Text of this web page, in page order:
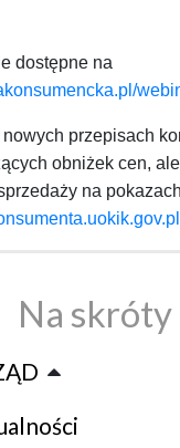
dostępne na
przepisach
obniżek cen,
na
Na skróty